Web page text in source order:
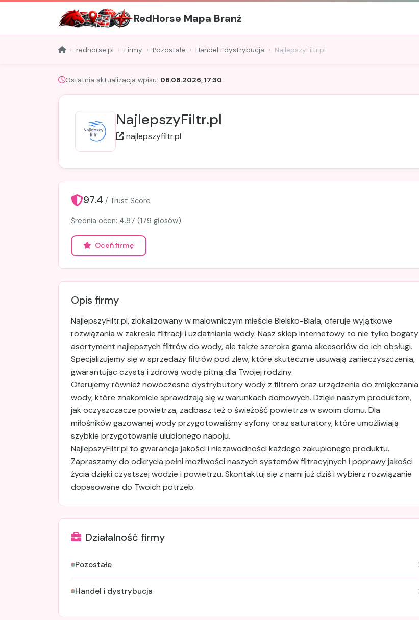
RedHorse Mapa Branż
redhorse.pl Firmy Pozostałe Handel i dystrybucja NajlepszyFiltr.pl
Ostatnia aktualizacja wpisu: 06.08.2026, 17:30
NajlepszyFiltr.pl
najlepszyfiltr.pl
97.4 / Trust Score
Średnia ocen: 4.87 (179 głosów).
Oceń firmę
Opis firmy
NajlepszyFiltr.pl, zlokalizowany w malowniczym mieście Bielsko-Biała, oferuje wyjątkowe
rozwiązania w zakresie filtracji i uzdatniania wody. Nasz sklep internetowy to nie tylko bogaty
asortyment najlepszych filtrów do wody, ale także szeroka gama akcesoriów do ich obsługi.
Specjalizujemy się w sprzedaży filtrów pod zlew, które skutecznie usuwają zanieczyszczenia,
gwarantując czystą i zdrową wodę pitną dla Twojej rodziny.
Oferujemy również nowoczesne dystrybutory wody z filtrem oraz urządzenia do zmiękczania
wody, które znakomicie sprawdzają się w warunkach domowych. Dzięki naszym produktom,
jak oczyszczacze powietrza, zadbasz też o świeżość powietrza w swoim domu. Dla
miłośników gazowanej wody przygotowaliśmy syfony oraz saturatory, które umożliwiają
szybkie przygotowanie ulubionego napoju.
NajlepszyFiltr.pl to gwarancja jakości i niezawodności każdego zakupionego produktu.
Zapraszamy do odkrycia pełni możliwości naszych systemów filtracyjnych i poprawy jakości
życia dzięki czystszej wodzie i powietrzu. Skontaktuj się z nami już dziś i wybierz rozwiązanie
dopasowane do Twoich potrzeb.
Działalność firmy
Pozostałe
Handel i dystrybucja